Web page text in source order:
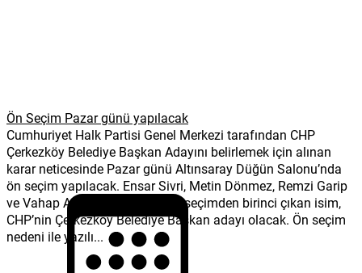
Ön Seçim Pazar günü yapılacak
Cumhuriyet Halk Partisi Genel Merkezi tarafından CHP
Çerkezköy Belediye Başkan Adayını belirlemek için alınan
karar neticesinde Pazar günü Altınsaray Düğün Salonu’nda
ön seçim yapılacak. Ensar Sivri, Metin Dönmez, Remzi Garip
ve Vahap Akay’ın katılacağı ön seçimden birinci çıkan isim,
CHP’nin Çerkezköy Belediye Başkan adayı olacak. Ön seçim
nedeni ile yazılı...